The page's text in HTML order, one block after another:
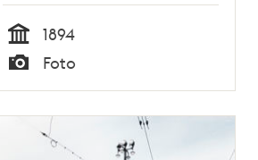
Tid
1894
Typ
Foto